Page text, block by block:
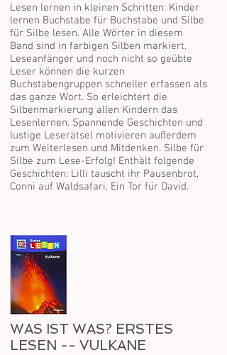
Lesen lernen in kleinen Schritten: Kinder
lernen Buchstabe für Buchstabe und Silbe
für Silbe lesen. Alle Wörter in diesem
Band sind in farbigen Silben markiert.
Leseanfänger und noch nicht so geübte
Leser können die kurzen
Buchstabengruppen schneller erfassen als
das ganze Wort. So erleichtert die
Silbenmarkierung allen Kindern das
Lesenlernen. Spannende Geschichten und
lustige Leserätsel motivieren außerdem
zum Weiterlesen und Mitdenken. Silbe für
Silbe zum Lese-Erfolg! Enthält folgende
Geschichten: Lilli tauscht ihr Pausenbrot,
Conni auf Waldsafari, Ein Tor für David.
WAS IST WAS? ERSTES
LESEN -- VULKANE